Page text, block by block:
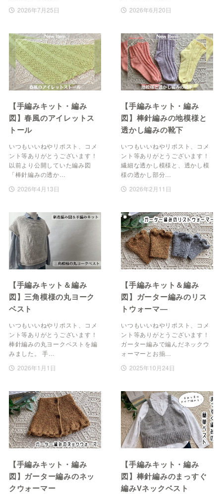
2026年7月25日
2026年6月20日
【手編みキット・編み
図】春風のアイレットス
トール
いつもいいねやリポスト、コメ
ント等ありがとうございます！
以前より公開していた編み図
「棒針編みの透か…
2026年4月13日
【手編みキット・編み
図】棒針編みの地模様と
透かし編みの靴下
いつもいいねやリポスト、コメ
ント等ありがとうございます！
繊細な透かし模様と、透かし模
様の透かし部分…
2026年2月11日
【手編みキット＆編み
図】三角模様の丸ヨーク
ベスト
いつもいいねやリポスト、コメ
ント等ありがとうございます！
棒針編みの丸ヨークベストを編
みました。 手…
2026年1月1日
【手編みキット＆編み
図】ガーター編みのリス
トウォーマ―
いつもいいねやリポスト、コメ
ント等ありがとうございます！
ガーター編みで編んだネックウ
ォーマーとお揃…
2025年10月24日
【手編みキット・編み
図】ガーター編みのネッ
クウォーマー
【手編みキット・編み
図】棒針編みのまっすぐ
編みVネックベスト